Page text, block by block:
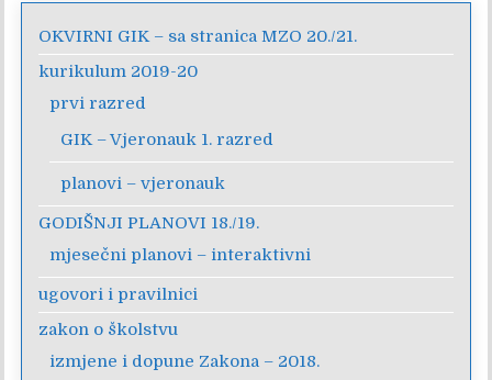
OKVIRNI GIK – sa stranica MZO 20./21.
kurikulum 2019-20
prvi razred
GIK – Vjeronauk 1. razred
planovi – vjeronauk
GODIŠNJI PLANOVI 18./19.
mjesečni planovi – interaktivni
ugovori i pravilnici
zakon o školstvu
izmjene i dopune Zakona – 2018.